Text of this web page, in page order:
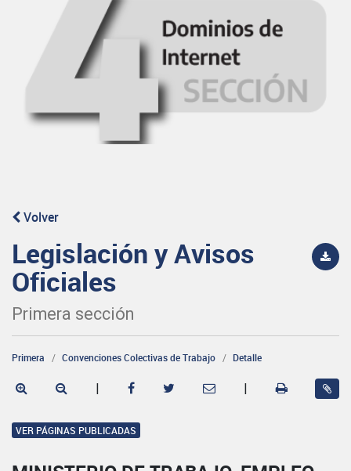
Volver
Legislación y Avisos
Oficiales
Primera sección
Primera Convenciones Colectivas de Trabajo Detalle
| |
VER PÁGINAS PUBLICADAS